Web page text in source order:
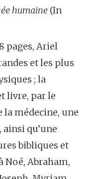
humaine (In
pages, Ariel
et les plus
; la
livre, par le
la médecine, une
qu’une
bibliques et
Noé, Abraham,